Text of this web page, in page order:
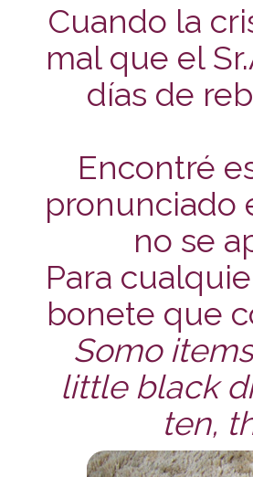
Cuando la
mal que el
días de
Encontré
pronunciado
no se
Para
bonete que
Somo
little black
ten,